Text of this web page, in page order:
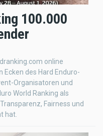
100.000
online
Ecken des Hard Enduro-
Organisatoren und
World Ranking als
Fairness und
hat.